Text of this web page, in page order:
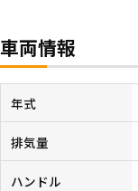
車両情報
年式
排気量
ハンドル